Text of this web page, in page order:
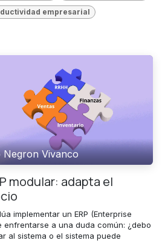
empresarial
Negron Vivanco
modular: adapta el
implementar un ERP (Enterprise
enfrentarse a una duda común: ¿debo
al sistema o el sistema puede